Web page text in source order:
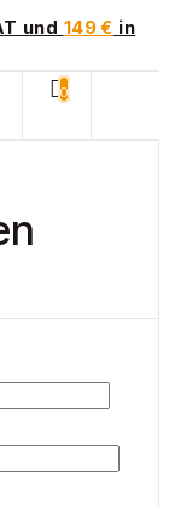
und 149 € in
0